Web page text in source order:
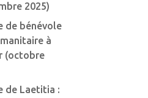
2025)
de bénévole
à
(octobre
de Laetitia :